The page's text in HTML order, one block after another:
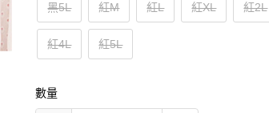
黑5L 紅M 紅L 紅XL 紅2L
紅4L 紅5L
數量